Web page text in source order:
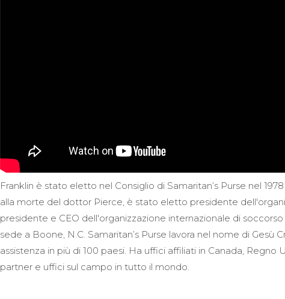
Franklin è stato eletto nel Consiglio di Samaritan’s Purse nel
alla morte del dottor Pierce, è stato eletto presidente
presidente e CEO dell'organizzazione internazionale di
sede a Boone, N.C. Samaritan’s Purse lavora nel nome di Gesù
assistenza in più di 100 paesi. Ha uffici affiliati in Canada, Regno
partner e uffici sul campo in tutto il mondo.